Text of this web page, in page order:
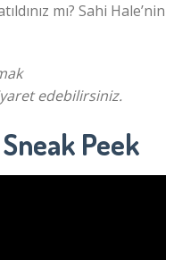
mı? Sahi Hale’nin
edebilirsiniz.
Peek